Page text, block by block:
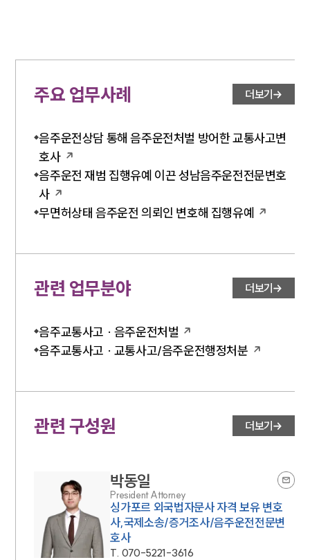
주요 업무사례 더보기
음주운전상담 통해 음주운전처벌 방어한 교통사고변
호사
음주운전 재범 집행유예 이끈 성남음주운전전문변호
사
무면허상태 음주운전 의뢰인 변호해 집행유예
관련 업무분야 더보기
음주교통사고 · 음주운전처벌
음주교통사고 · 교통사고/음주운전행정처분
관련 구성원 더보기
박동일
President Attorney
싱가포르 외국법자문사 자격 보유 변호
사,국제소송/증거조사/음주운전전문변
호사
T. 070-5221-3616